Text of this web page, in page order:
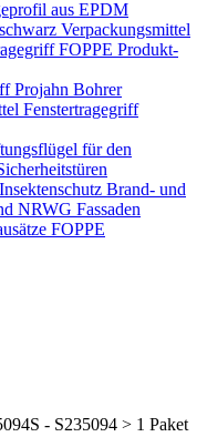
aus EPDM
Verpackungsmittel
FOPPE Produkt-
Projahn Bohrer
Fenstertragegriff
für den
Brand- und
NRWG Fassaden
FOPPE
- S235094 > 1 Paket